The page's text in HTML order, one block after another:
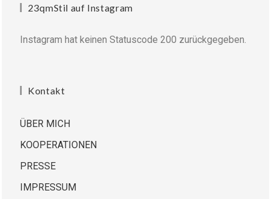
23qmStil auf Instagram
Instagram hat keinen Statuscode 200 zurückgegeben.
Kontakt
ÜBER MICH
KOOPERATIONEN
PRESSE
IMPRESSUM